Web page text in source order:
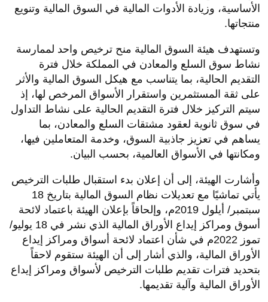
الأساسية، وزيادة الأدوات المالية في السوق المالية وتنويع
منتجاتها.
وتستهدف هيئة السوق المالية منح ترخيص واحد لممارسة
نشاط سوق السلع والمعادن في المملكة خلال فترة
التقديم الحالية، بما يتناسب مع هيكل السوق المالية والأثر
على ثقة المستثمرين واستقرار الأسواق المرخص لها، إذ
سيتم التركيز خلال فترة التقديم الحالية على نشاط التداول
في سوق ثانوية لعقود مشتقات السلع والمعادن، بما
يساهم في تعزيز جاذبية السوق، وخدمة المتعاملين فيها،
ومكانتها في الأسواق العالمية، بحسب البيان.
وأشارت الهيئة، إلى أن إعلان بدء استقبال طلبات الترخيص
يأتي تماشيًا مع تعديلات نظام السوق المالية بتاريخ 18
سبتمبر/ أيلول 2019م، وإلحاقاً بإعلان الهيئة باعتماد لائحة
أسوق ومراكز إيداع الأوراق المالية الذي نشر في 18 يوليو/
تموز 2022م في شأن اعتماد لائحة أسواق ومراكز إيداع
الأوراق المالية، والذي أشار إلى أن الهيئة ستقوم لاحقاً
بتحديد فترات تقديم طلبات الترخيص لأسواق ومراكز إيداع
الأوراق المالية وآلية تقديمها.